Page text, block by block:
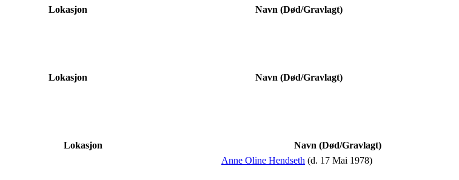
Lokasjon Navn (Død/Gravlagt)
Lokasjon Navn (Død/Gravlagt)
Lokasjon
Navn (Død/Gravlagt)
Anne Oline Hendseth (d. 17 Mai 1978)